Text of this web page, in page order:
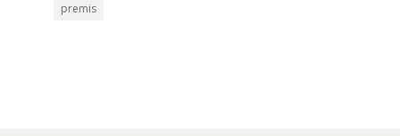
premis